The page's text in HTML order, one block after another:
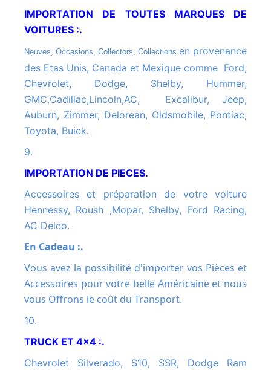
IMPORTATION DE TOUTES MARQUES DE
VOITURES :.
Neuves, Occasions, Collectors, Collections en provenance
des Etas Unis, Canada et Mexique comme Ford,
Chevrolet, Dodge, Shelby, Hummer,
GMC,Cadillac,Lincoln,AC, Excalibur, Jeep,
Auburn, Zimmer, Delorean, Oldsmobile, Pontiac,
Toyota, Buick.
9.
IMPORTATION DE PIECES.
Accessoires et préparation de votre voiture
Hennessy, Roush ,Mopar, Shelby, Ford Racing,
AC Delco.
En Cadeau :.
Vous avez la possibilité d'importer vos Pièces et
Accessoires pour votre belle Américaine et nous
vous Offrons le coût du Transport.
10.
TRUCK ET 4x4 :.
Chevrolet Silverado, S10, SSR, Dodge Ram